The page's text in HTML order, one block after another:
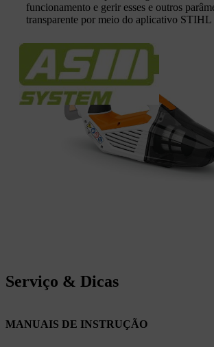
funcionamento e gerir esses e outros
transparente por meio do aplicativo STIHL
Serviço & Dicas
MANUAIS DE INSTRUÇÃO